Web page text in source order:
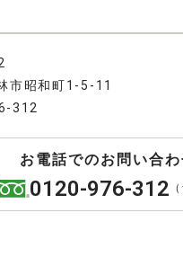
市昭和町1-5-11
312
お電話でのお問い合わ
0120-976-312